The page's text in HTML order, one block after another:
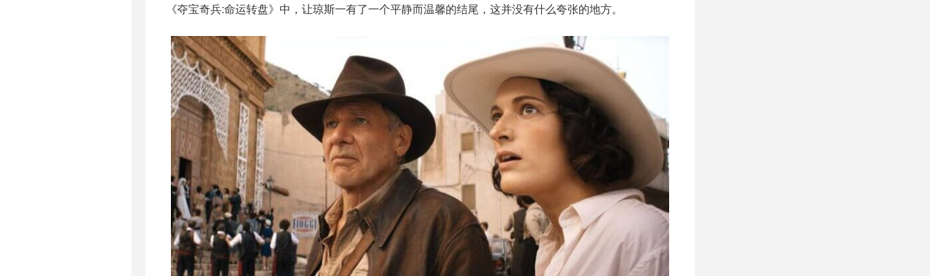
《夺宝奇兵:命运转盘》中，让琼斯一有了一个平静而温馨的结尾，这并没有什么夸张的地方。